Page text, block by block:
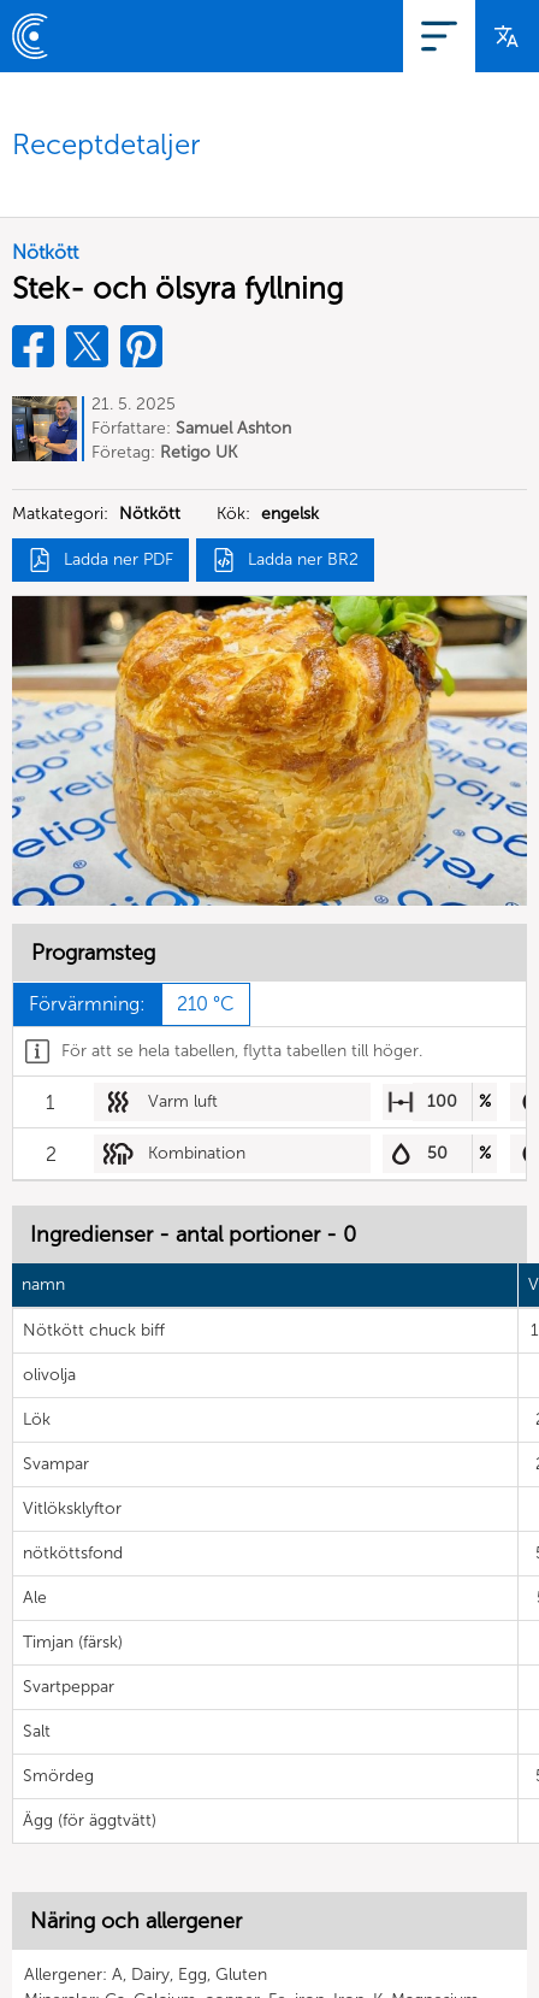
Receptdetaljer
Nötkött
Stek- och ölsyra fyllning
21. 5. 2025
Författare: Samuel Ashton
Företag: Retigo UK
Matkategori: Nötkött Kök: engelsk
Ladda ner PDF Ladda ner BR2
Programsteg
Förvärmning: 210 °C
För att se hela tabellen, flytta tabellen till höger.
1 Varm luft 100 %
2 Kombination 50 %
Ingredienser - antal portioner - 0
namn
Nötkött chuck biff
olivolja
Lök
Svampar
Vitlöksklyftor
nötköttsfond
Ale
Timjan (färsk)
Svartpeppar
Salt
Smördeg
Ägg (för äggtvätt)
Näring och allergener
Allergener: A, Dairy, Egg, Gluten